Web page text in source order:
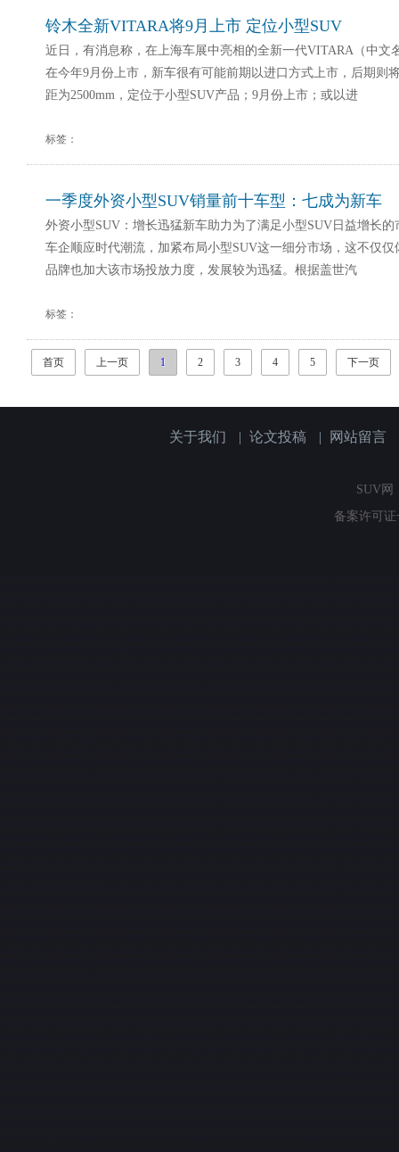
铃木全新VITARA将9月上市 定位小型SUV
近日，有消息称，在上海车展中亮相的全新一代VITARA（中文
在今年9月份上市，新车很有可能前期以进口方式上市，后期则
距为2500mm，定位于小型SUV产品；9月份上市；或以进
标签：
一季度外资小型SUV销量前十车型：七成为新车
外资小型SUV：增长迅猛新车助力为了满足小型SUV日益增长
车企顺应时代潮流，加紧布局小型SUV这一细分市场，这不仅
品牌也加大该市场投放力度，发展较为迅猛。根据盖世汽
标签：
首页 上一页 1 2 3 4 5 下一页
关于我们 | 论文投稿 | 网站留言
SUV网
备案许可证